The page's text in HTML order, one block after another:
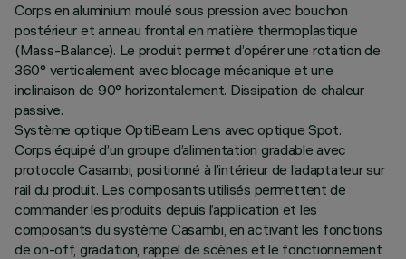
Corps en aluminium moulé sous pression avec bouchon
postérieur et anneau frontal en matière thermoplastique
(Mass-Balance). Le produit permet d’opérer une rotation de
360° verticalement avec blocage mécanique et une
inclinaison de 90° horizontalement. Dissipation de chaleur
passive.
Système optique OptiBeam Lens avec optique Spot.
Corps équipé d’un groupe d’alimentation gradable avec
protocole Casambi, positionné à l’intérieur de l’adaptateur sur
rail du produit. Les composants utilisés permettent de
commander les produits depuis l’application et les
composants du système Casambi, en activant les fonctions
de on-off, gradation, rappel de scènes et le fonctionnement